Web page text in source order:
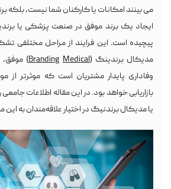
می بینند امکانات یا کارکنان شما نیست، بلکه
ایجاد یک برند موفق در صنعت پزشکی یا
پیچیده است. این فرایند از مراحل مختلفی
مدیکال برندینگ (
Branding Medical
) موفق،
وفاداری پایدار مشتریان است که موثرتر از
بازاریابی خواهد بود. در این مقاله اطلاعات
یا مدیکال برندنیگ در اختیار علاقه‌مندان به